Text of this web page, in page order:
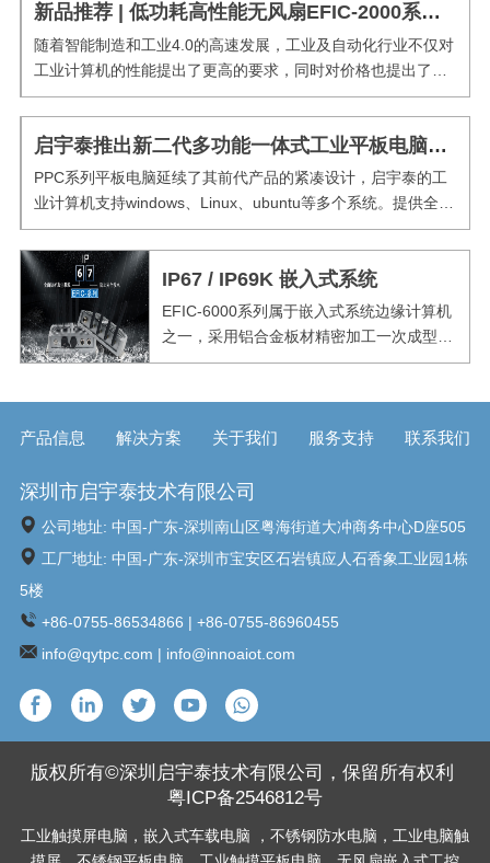
Lake平台工业平板电脑系列产品，在不断提高制造工...
新品推荐 | 低功耗高性能无风扇EFIC-2000系列工控机
随着智能制造和工业4.0的高速发展，工业及自动化行业不仅对
工业计算机的性能提出了更高的要求，同时对价格也提出了更
大的挑战，为了更好地助力行业高质量发展，QYT不断创新自
身的产品及技术，推出高性能、低功耗、高性价比的Elkhart
Lake平台EFIC-2000系列产品，在不断提高...
启宇泰推出新二代多功能一体式工业平板电脑PPC-8th GEN系列
PPC系列平板电脑延续了其前代产品的紧凑设计，启宇泰的工
业计算机支持windows、Linux、ubuntu等多个系统。提供全系
列产品尺寸，10英寸到24英寸的纯平面触控屏，并可根据使用
要求灵活配置电阻式触控或电容式（PCAP）触摸控制。PPC系
列配备第8代Intel®Core ...IP67 / IP69K 嵌入式系统
EFIC-6000系列属于嵌入式系统边缘计算机
之一，采用铝合金板材精密加工一次成型，
表面喷砂阳极氧化处理，实现了极其坚固而
外部署带来了新的挑战，其中设备不仅需要
境。极端...
深圳市启宇泰技术有限公司
产品信息 解决方案 关于我们 服务支持 联系我们
公司地址: 中国-广东-深圳南山区粤海街道大冲商务中心D座505
工厂地址: 中国-广东-深圳市宝安区石岩镇应人石香象工业园1栋
5楼
+86-0755-86534866 | +86-0755-86960455
info@qytpc.com | info@innoaiot.com
版权所有©深圳启宇泰技术有限公司，保留所有权利
粤ICP备2546812号
工业触摸屏电脑 ， 嵌入式车载电脑 ， 不锈钢防水电脑 ， 工业电脑触